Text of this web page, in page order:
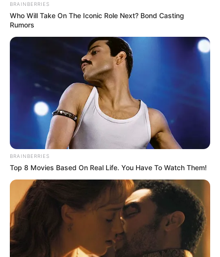
BRAINBERRIES
Who Will Take On The Iconic Role Next? Bond Casting
Rumors
BRAINBERRIES
Top 8 Movies Based On Real Life. You Have To Watch Them!